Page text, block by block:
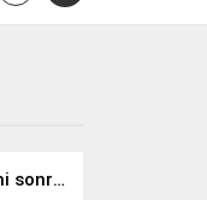
Cumartesi notları: Pandemi sonrası takım elbise biter!